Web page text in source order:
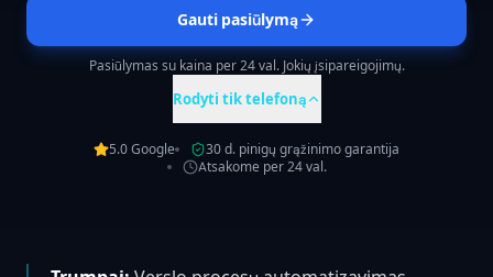
Gauti pasiūlymą
Pasiūlymas su kaina per 24 val. Jokių įsipareigojimų.
Rodyti tik telefoną
5.0 Google
30 d. pinigų grąžinimo garantija
Atsakome per 24 val.